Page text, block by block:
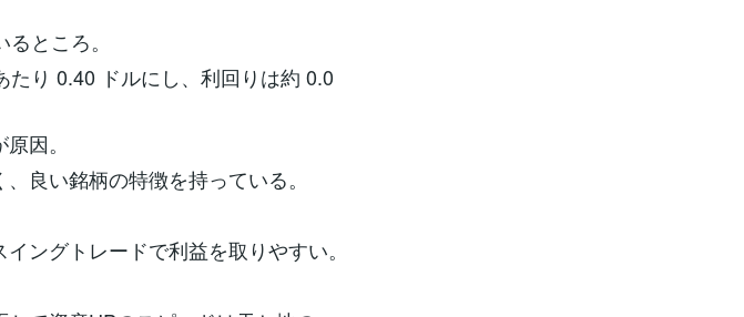
ところ。
り 0.40 ドルにし、利回りは約 0.0
因。
良い銘柄の特徴を持っている。
ングトレードで利益を取りやすい。